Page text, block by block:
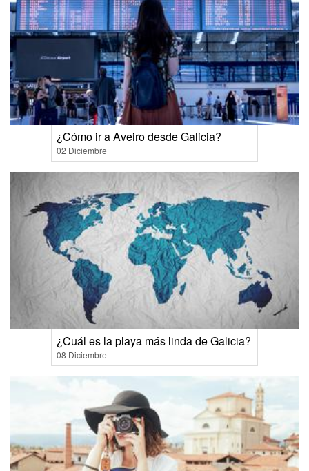
¿Cómo ir a Aveiro desde Galicia?
02 Diciembre
¿Cuál es la playa más linda de Galicia?
08 Diciembre